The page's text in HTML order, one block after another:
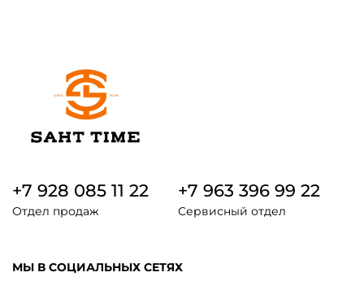
+7 928 085 11 22
Отдел продаж
+7 963 396 99 22
Сервисный отдел
МЫ В СОЦИАЛЬНЫХ СЕТЯХ